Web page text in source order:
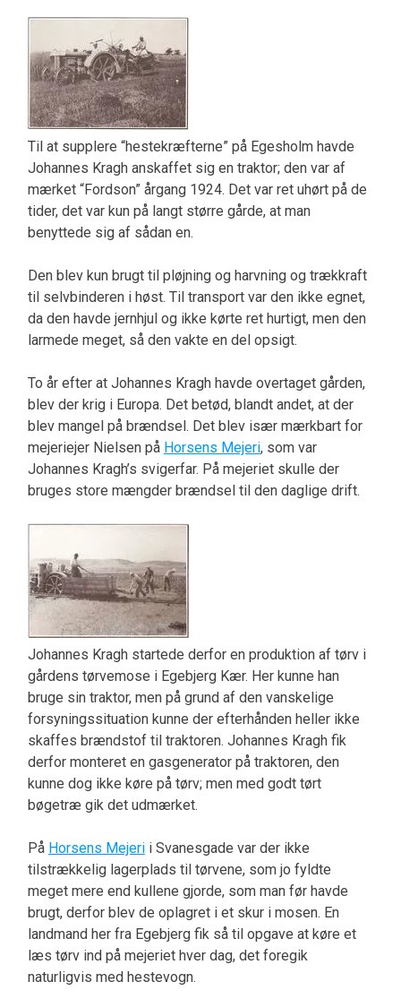
Til at supplere “hestekræfterne” på Egesholm havde
Johannes Kragh anskaffet sig en traktor; den var af
mærket “Fordson” årgang 1924. Det var ret uhørt på de
tider, det var kun på langt større gårde, at man
benyttede sig af sådan en.
Den blev kun brugt til pløjning og harvning og trækkraft
til selvbinderen i høst. Til transport var den ikke egnet,
da den havde jernhjul og ikke kørte ret hurtigt, men den
larmede meget, så den vakte en del opsigt.
To år efter at Johannes Kragh havde overtaget gården,
blev der krig i Europa. Det betød, blandt andet, at der
blev mangel på brændsel. Det blev især mærkbart for
mejeriejer Nielsen på Horsens Mejeri, som var
Johannes Kragh’s svigerfar. På mejeriet skulle der
bruges store mængder brændsel til den daglige drift.
Johannes Kragh startede derfor en produktion af tørv i
gårdens tørvemose i Egebjerg Kær. Her kunne han
bruge sin traktor, men på grund af den vanskelige
forsyningssituation kunne der efterhånden heller ikke
skaffes brændstof til traktoren. Johannes Kragh fik
derfor monteret en gasgenerator på traktoren, den
kunne dog ikke køre på tørv; men med godt tørt
bøgetræ gik det udmærket.
På Horsens Mejerii Svanesgade var der ikke
tilstrækkelig lagerplads til tørvene, som jo fyldte
meget mere end kullene gjorde, som man før havde
brugt, derfor blev de oplagret i et skur i mosen. En
landmand her fra Egebjerg fik så til opgave at køre et
læs tørv ind på mejeriet hver dag, det foregik
naturligvis med hestevogn.